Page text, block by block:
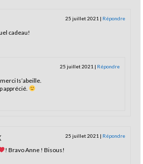
25 juillet 2021 | Répondre
cadeau!
25 juillet 2021 | Répondre
Is’abeille.
apprécié.
25 juillet 2021 | Répondre
! Bravo Anne ! Bisous!